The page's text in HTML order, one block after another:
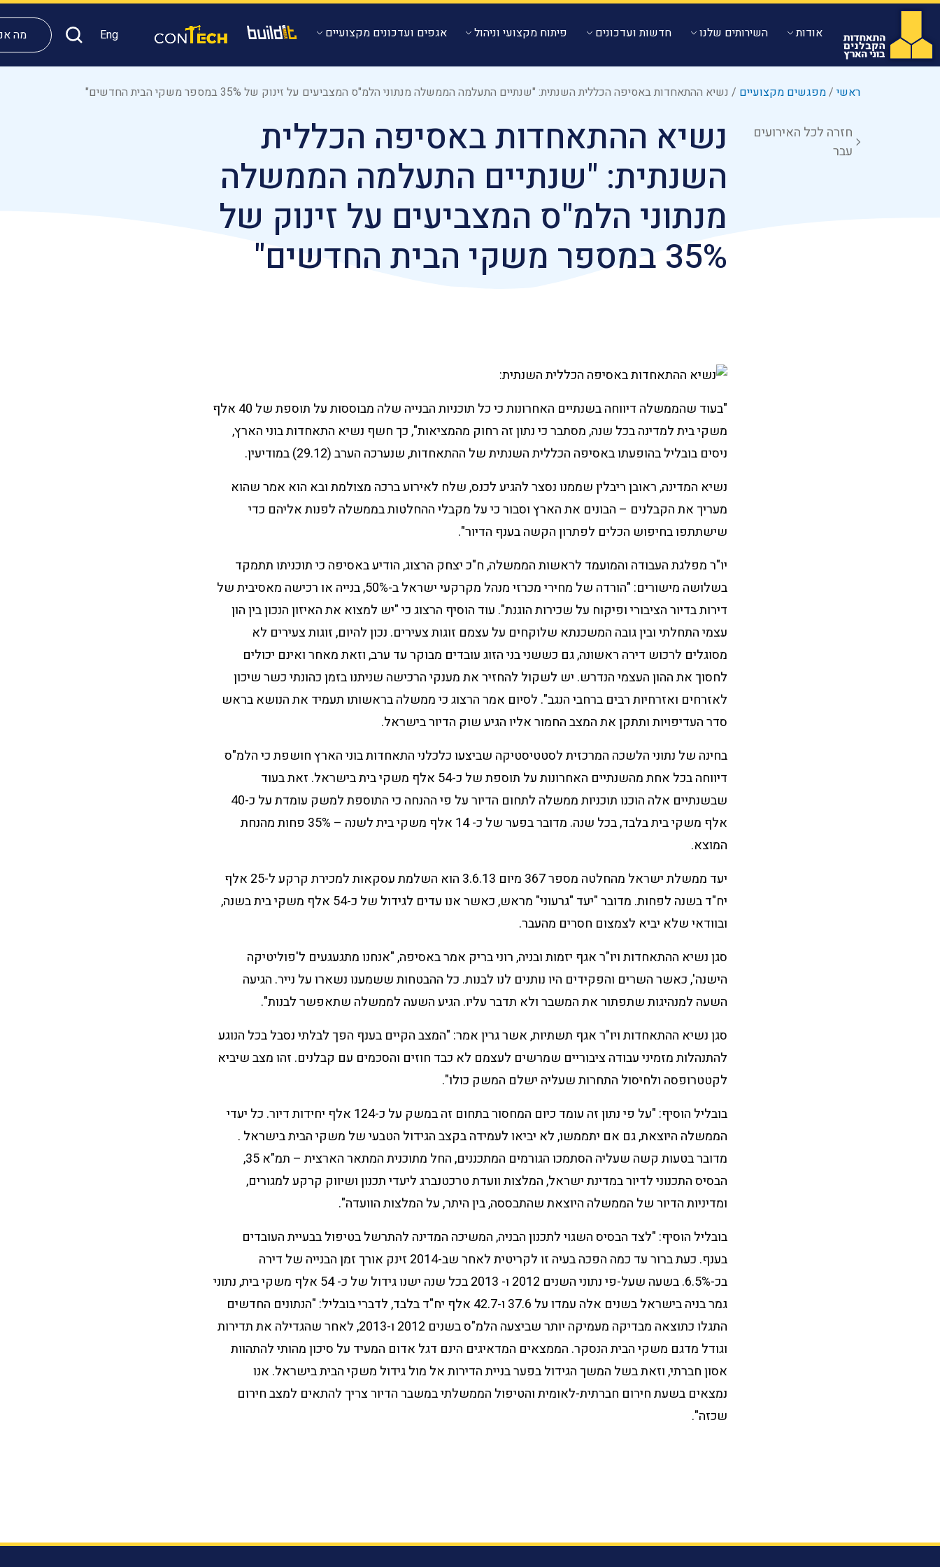
אודות השירותים שלנו חדשות ועדכונים פיתוח מקצועי וניהול אגפים ועדכונים מקצועיים Eng מה
ראשי /מפגשים מקצועיים / נשיא ההתאחדות באסיפה הכללית השנתית: "שנתיים התעלמה הממשלה מנתוני הלמ"ס המצביעים על זינוק של 35% במספר משקי הבית החדשים"
חזרה לכל האירועים
עבר
נשיא ההתאחדות באסיפה הכללית
השנתית: "שנתיים התעלמה הממשלה
מנתוני הלמ"ס המצביעים על זינוק של
35% במספר משקי הבית החדשים"
"בעוד שהממשלה דיווחה בשנתיים האחרונות כי כל תוכניות הבנייה שלה מבוססות על תוספת של 40 אלף
משקי בית למדינה בכל שנה, מסתבר כי נתון זה רחוק מהמציאות", כך חשף נשיא התאחדות בוני הארץ,
ניסים בובליל בהופעתו באסיפה הכללית השנתית של ההתאחדות, שנערכה הערב (29.12) במודיעין.
נשיא המדינה, ראובן ריבלין שממנו נסצר להגיע לכנס, שלח לאירוע ברכה מצולמת ובא הוא אמר שהוא
מעריך את הקבלנים – הבונים את הארץ וסבור כי על מקבלי ההחלטות בממשלה לפנות אליהם כדי
שישתתפו בחיפוש הכלים לפתרון הקשה בענף הדיור".
יו"ר מפלגת העבודה והמועמד לראשות הממשלה, ח"כ יצחק הרצוג, הודיע באסיפה כי תוכניתו תתמקד
בשלושה מישורים: "הורדה של מחירי מכרזי מנהל מקרקעי ישראל ב-50%, בנייה או רכישה מאסיבית של
דירות בדיור הציבורי ופיקוח על שכירות הוגנת". עוד הוסיף הרצוג כי "יש למצוא את האיזון הנכון בין הון
עצמי התחלתי ובין גובה המשכנתא שלוקחים על עצמם זוגות צעירים. נכון להיום, זוגות צעירים לא
מסוגלים לרכוש דירה ראשונה, גם כששני בני הזוג עובדים מבוקר עד ערב, וזאת מאחר ואינם יכולים
לחסוך את ההון העצמי הנדרש. יש לשקול להחזיר את מענקי הרכישה שניתנו בזמן כהונתי כשר שיכון
לאזרחים ואזרחיות רבים ברחבי הנגב". לסיום אמר הרצוג כי ממשלה בראשותו תעמיד את הנושא בראש
סדר העדיפויות ותתקן את המצב החמור אליו הגיע שוק הדיור בישראל.
בחינה של נתוני הלשכה המרכזית לסטטיסטיקה שביצעו כלכלני התאחדות בוני הארץ חושפת כי הלמ"ס
דיווחה בכל אחת מהשנתיים האחרונות על תוספת של כ-54 אלף משקי בית בישראל. זאת בעוד
שבשנתיים אלה הוכנו תוכניות ממשלה לתחום הדיור על פי ההנחה כי התוספת למשק עומדת על כ-40
אלף משקי בית בלבד, בכל שנה. מדובר בפער של כ- 14 אלף משקי בית לשנה – 35% פחות מהנחת
המוצא.
יעד ממשלת ישראל מהחלטה מספר 367 מיום 3.6.13 הוא השלמת עסקאות למכירת קרקע ל-25 אלף
יח"ד בשנה לפחות. מדובר "יעד "גרעוני" מראש, כאשר אנו עדים לגידול של כ-54 אלף משקי בית בשנה,
ובוודאי שלא יביא לצמצום חסרים מהעבר.
סגן נשיא ההתאחדות ויו"ר אגף יזמות ובניה, רוני בריק אמר באסיפה, "אנחנו מתגעגעים ל'פוליטיקה
הישנה', כאשר השרים והפקידים היו נותנים לנו לבנות. כל ההבטחות ששמענו נשארו על נייר. הגיעה
השעה למנהיגות שתפתור את המשבר ולא תדבר עליו. הגיע השעה לממשלה שתאפשר לבנות".
סגן נשיא ההתאחדות ויו"ר אגף תשתיות, אשר גרין אמר: "המצב הקיים בענף הפך לבלתי נסבל בכל הנוגע
להתנהלות מזמיני עבודה ציבוריים שמרשים לעצמם לא כבד חוזים והסכמים עם קבלנים. זהו מצב שיביא
לקטטרופסה ולחיסול התחרות שעליה ישלם המשק כולו".
בובליל הוסיף: "על פי נתון זה עומד כיום המחסור בתחום זה במשק על כ-124 אלף יחידות דיור. כל יעדי
הממשלה היוצאת, גם אם יתממשו, לא יביאו לעמידה בקצב הגידול הטבעי של משקי הבית בישראל .
מדובר בטעות קשה שעליה הסתמכו הגורמים המתכננים, החל מתוכנית המתאר הארצית – תמ"א 35,
הבסיס התכנוני לדיור במדינת ישראל, המלצות וועדת טרכטנברג ליעדי תכנון ושיווק קרקע למגורים,
ומדיניות הדיור של הממשלה היוצאת שהתבססה, בין היתר, על המלצות הוועדה".
בובליל הוסיף: "לצד הבסיס השגוי לתכנון הבניה, המשיכה המדינה להתרשל בטיפול בבעיית העובדים
בענף. כעת ברור עד כמה הפכה בעיה זו לקריטית לאחר שב-2014 זינק אורך זמן הבנייה של דירה
בכ-6.5%. בשעה שעל-פי נתוני השנים 2012 ו- 2013 בכל שנה ישנו גידול של כ- 54 אלף משקי בית, נתוני
גמר בניה בישראל בשנים אלה עמדו על 37.6 ו-42.7 אלף יח"ד בלבד, לדברי בובליל: "הנתונים החדשים
התגלו כתוצאה מבדיקה מעמיקה יותר שביצעה הלמ"ס בשנים 2012 ו-2013, לאחר שהגדילה את תדירות
וגודל מדגם משקי הבית הנסקר. הממצאים המדאיגים הינם דגל אדום המעיד על סיכון מהותי להתהוות
אסון חברתי, וזאת בשל המשך הגידול בפער בניית הדירות אל מול גידול משקי הבית בישראל. אנו
נמצאים בשעת חירום חברתית-לאומית והטיפול הממשלתי במשבר הדיור צריך להתאים למצב חירום
שכזה".